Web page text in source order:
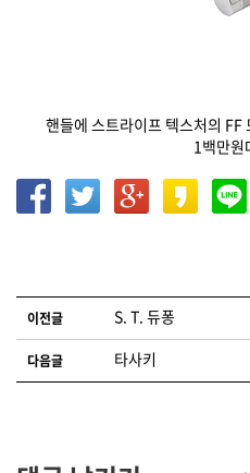
핸들에 스트라이프 텍스처의 FF
1백만원
글 네비게이션
이전글 S. T. 듀퐁
다음글 타사키